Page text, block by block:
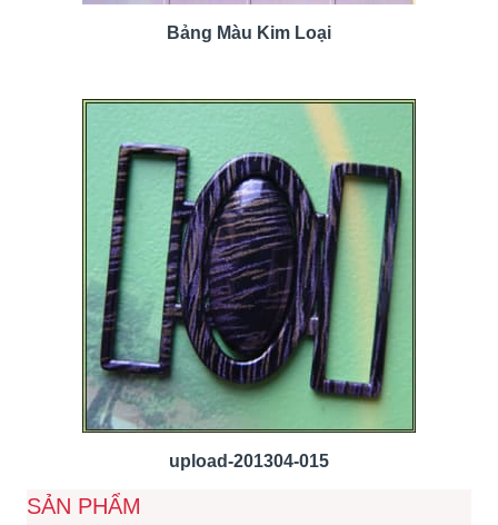
Bảng Màu Kim Loại
upload-201304-015
SẢN PHẨM